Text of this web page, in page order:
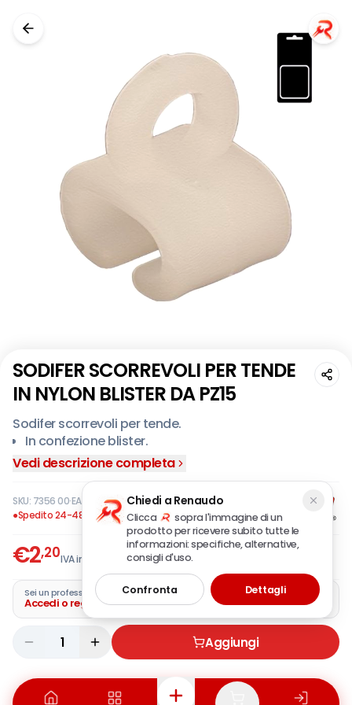
SODIFER SCORREVOLI PER TENDE
IN NYLON BLISTER DA PZ15
Sodifer scorrevoli per tende.
In confezione blister.
Vedi descrizione completa
SKU: 7356 00·EAN:
8004033002866
●Spedito 24-48 ore
€2,20IVA incl.
Sei un professionista?
Accedi o registra la tua azienda
1 Aggiungi
Chiedi a Renaudo
Clicca
sopra l'immagine di un
prodotto per ricevere subito tutte le
informazioni: specifiche, alternative,
consigli d'uso.
Confronta Dettagli